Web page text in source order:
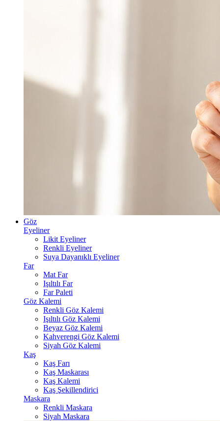
Göz
Eyeliner
Likit Eyeliner
Renkli Eyeliner
Suya Dayanıklı Eyeliner
Far
Mat Far
Işıltılı Far
Far Paleti
Göz Kalemi
Renkli Göz Kalemi
Işıltılı Göz Kalemi
Beyaz Göz Kalemi
Kahverengi Göz Kalemi
Siyah Göz Kalemi
Kaş
Kaş Farı
Kaş Maskarası
Kaş Kalemi
Kaş Şekillendirici
Maskara
Renkli Maskara
Siyah Maskara